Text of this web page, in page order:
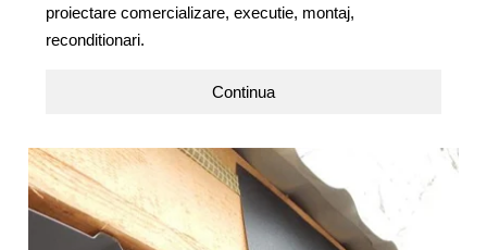
proiectare comercializare, executie, montaj,
reconditionari.
Continua